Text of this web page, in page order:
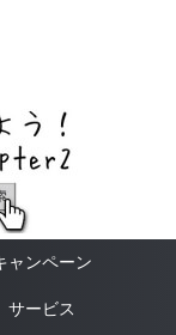
ャンペーン
サービス